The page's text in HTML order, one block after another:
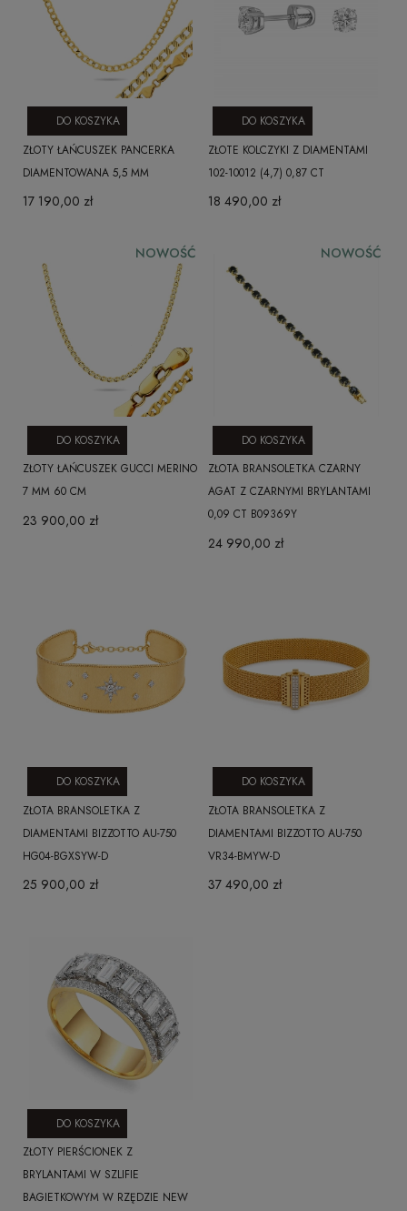
ZŁOTY ŁAŃCUSZEK PANCERKA
DIAMENTOWANA 5,5 MM
17 190,00 zł
DO KOSZYKA
ZŁOTE KOLCZYKI Z DIAMENTAMI
102-10012 (4,7) 0,87 CT
18 490,00 zł
DO KOSZYKA
ZŁOTY ŁAŃCUSZEK GUCCI MERINO
7 MM 60 CM
23 900,00 zł
DO KOSZYKA
NOWOŚĆ
ZŁOTA BRANSOLETKA CZARNY
AGAT Z CZARNYMI BRYLANTAMI
0,09 CT B09369Y
24 990,00 zł
DO KOSZYKA
NOWOŚĆ
ZŁOTA BRANSOLETKA Z
DIAMENTAMI BIZZOTTO AU-750
HG04-BGXSYW-D
25 900,00 zł
DO KOSZYKA
ZŁOTA BRANSOLETKA Z
DIAMENTAMI BIZZOTTO AU-750
VR34-BMYW-D
37 490,00 zł
DO KOSZYKA
ZŁOTY PIERŚCIONEK Z
BRYLANTAMI W SZLIFIE
BAGIETKOWYM W RZĘDZIE NEW
DO KOSZYKA